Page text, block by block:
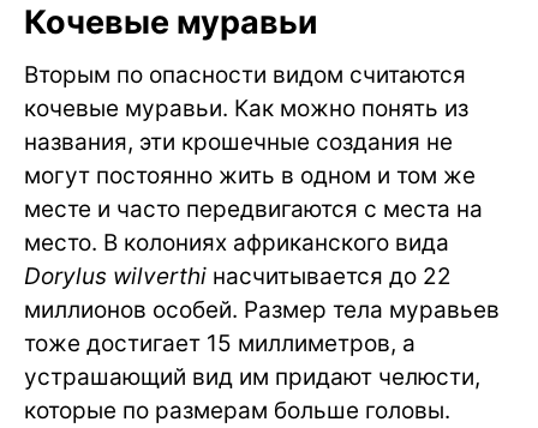
Кочевые муравьи
Вторым по опасности видом считаются
кочевые муравьи. Как можно понять из
названия, эти крошечные создания не
могут постоянно жить в одном и том же
месте и часто передвигаются с места на
место. В колониях африканского вида
Dorylus wilverthi насчитывается до 22
миллионов особей. Размер тела муравьев
тоже достигает 15 миллиметров, а
устрашающий вид им придают челюсти,
которые по размерам больше головы.